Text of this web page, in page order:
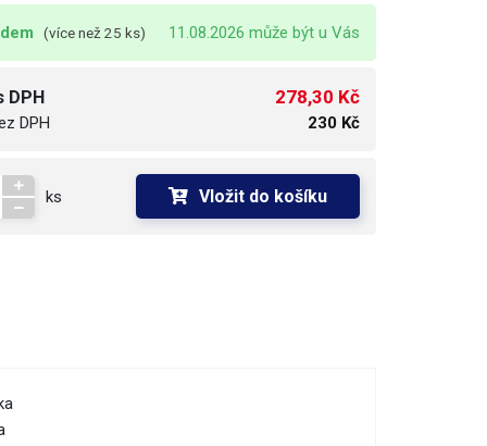
(více než 25 ks) 11.08.2026 může být u Vás
DPH
DPH
278,30 Kč
230 Kč
ks Vložit do košíku